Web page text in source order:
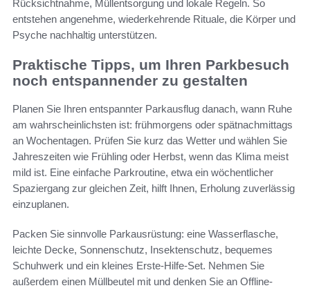
Rücksichtnahme, Müllentsorgung und lokale Regeln. So
entstehen angenehme, wiederkehrende Rituale, die Körper und
Psyche nachhaltig unterstützen.
Praktische Tipps, um Ihren Parkbesuch
noch entspannender zu gestalten
Planen Sie Ihren entspannter Parkausflug danach, wann Ruhe
am wahrscheinlichsten ist: frühmorgens oder spätnachmittags
an Wochentagen. Prüfen Sie kurz das Wetter und wählen Sie
Jahreszeiten wie Frühling oder Herbst, wenn das Klima meist
mild ist. Eine einfache Parkroutine, etwa ein wöchentlicher
Spaziergang zur gleichen Zeit, hilft Ihnen, Erholung zuverlässig
einzuplanen.
Packen Sie sinnvolle Parkausrüstung: eine Wasserflasche,
leichte Decke, Sonnenschutz, Insektenschutz, bequemes
Schuhwerk und ein kleines Erste-Hilfe-Set. Nehmen Sie
außerdem einen Müllbeutel mit und denken Sie an Offline-